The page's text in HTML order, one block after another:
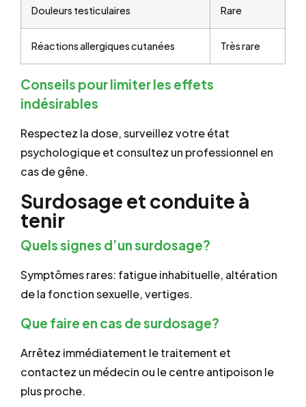
Douleurs testiculaires Rare
Réactions allergiques cutanées Très rare
Conseils pour limiter les effets
indésirables
Respectez la dose, surveillez votre état
psychologique et consultez un professionnel en
cas de gêne.
Surdosage et conduite à
tenir
Quels signes d’un surdosage?
Symptômes rares: fatigue inhabituelle, altération
de la fonction sexuelle, vertiges.
Que faire en cas de surdosage?
Arrêtez immédiatement le traitement et
contactez un médecin ou le centre antipoison le
plus proche.